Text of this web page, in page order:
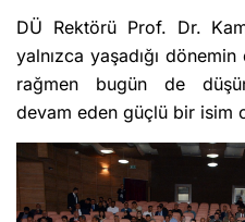
DÜ Rektörü Prof. Dr.
yalnızca yaşadığı
rağmen bugün de
devam eden güçlü bir isim